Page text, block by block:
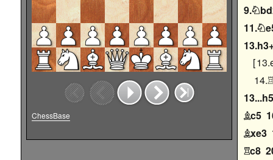
ChessBase
9.
11.
14.
c5
xe3
c8